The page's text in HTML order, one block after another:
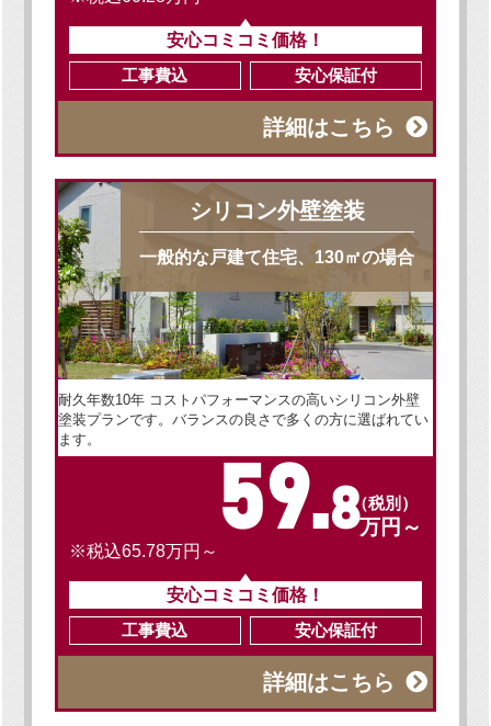
安心コミコミ価格！
工事費込
安心保証付
詳細はこちら
シリコン外壁塗装
一般的な戸建て住宅、130㎡の場合
耐久年数10年 コストパフォーマンスの高いシリコン外壁
塗装プランです。バランスの良さで多くの方に選ばれてい
ます。
59.8（税別）
万円～
※税込65.78万円～
安心コミコミ価格！
工事費込
安心保証付
詳細はこちら